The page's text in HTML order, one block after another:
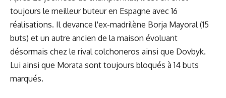
toujours le meilleur buteur en Espagne avec 16
réalisations. Il devance l'ex-madrilène Borja Mayoral (15
buts) et un autre ancien de la maison évoluant
désormais chez le rival colchoneros ainsi que Dovbyk.
Lui ainsi que Morata sont toujours bloqués à 14 buts
marqués.